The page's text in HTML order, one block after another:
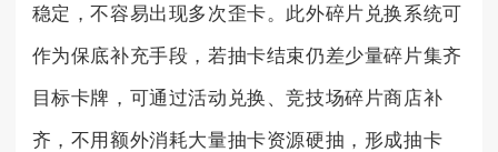
稳定，不容易出现多次歪卡。此外碎片兑换系统可
作为保底补充手段，若抽卡结束仍差少量碎片集齐
目标卡牌，可通过活动兑换、竞技场碎片商店补
齐，不用额外消耗大量抽卡资源硬抽，形成抽卡